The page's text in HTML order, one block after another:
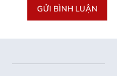
GỬI BÌNH LUẬN